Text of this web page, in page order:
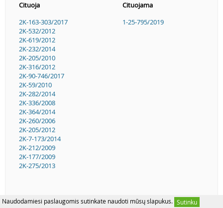
Naudodamiesi paslaugomis sutinkate naudoti mūsų slapukus. Sutinku
Cituoja
Cituojama
2K-163-303/2017
2K-532/2012
2K-619/2012
2K-232/2014
2K-205/2010
2K-316/2012
2K-90-746/2017
2K-59/2010
2K-282/2014
2K-336/2008
2K-364/2014
2K-260/2006
2K-205/2012
2K-7-173/2014
2K-212/2009
2K-177/2009
2K-275/2013
1-25-795/2019